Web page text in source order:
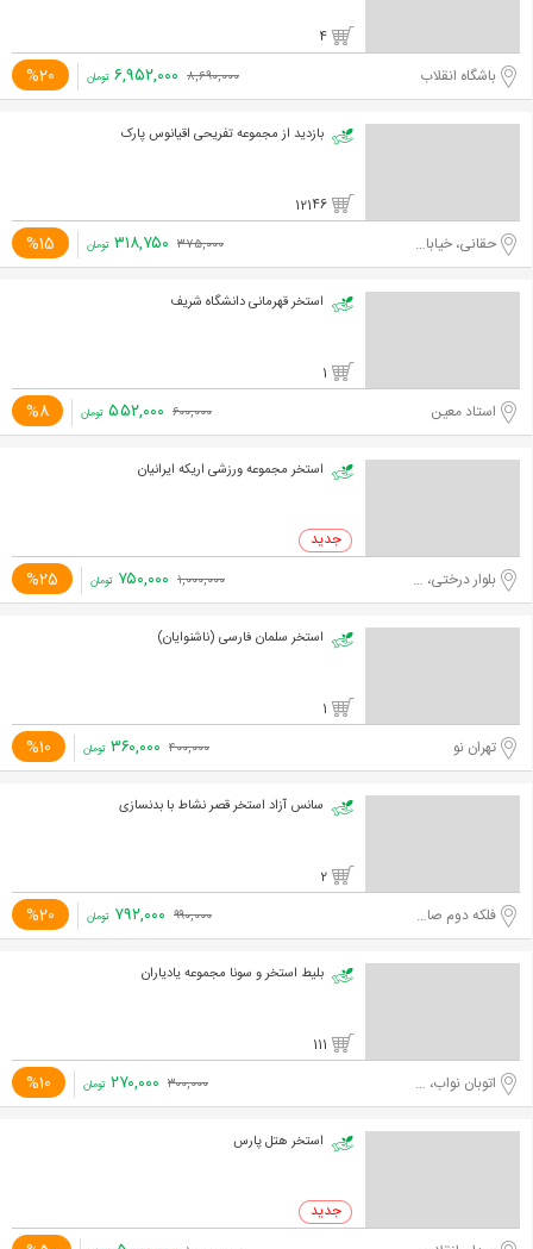
4
باشگاه انقلاب %20 ۸,۶۹۰,۰۰۰ ۶,۹۵۲,۰۰۰ تومان
بازدید از مجموعه تفریحی اقیانوس پارک
12146
حقانی، خیابان شهیدی %15 ۳۷۵,۰۰۰ ۳۱۸,۷۵۰ تومان
استخر قهرمانی دانشگاه شریف
1
استاد معین %8 ۶۰۰,۰۰۰ ۵۵۲,۰۰۰ تومان
استخر مجموعه ورزشی اریکه ایرانیان
بلوار درختی، خیابان فرحزادی %25 ۱,۰۰۰,۰۰۰ ۷۵۰,۰۰۰ تومان
استخر سلمان فارسی (ناشنوایان)
1
تهران نو %10 ۴۰۰,۰۰۰ ۳۶۰,۰۰۰ تومان
سانس آزاد استخر قصر نشاط با بدنسازی
2
فلکه دوم صادقیه %20 ۹۹۰,۰۰۰ ۷۹۲,۰۰۰ تومان
بلیط استخر و سونا مجموعه یادیاران
111
اتوبان نواب، محبوب مجاز شرقی %10 ۳۰۰,۰۰۰ ۲۷۰,۰۰۰ تومان
استخر هتل پارس